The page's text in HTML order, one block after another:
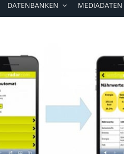
DATENBANKEN MEDIADATEN